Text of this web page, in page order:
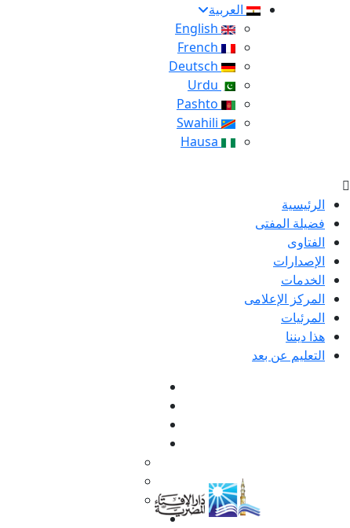
العربية
الرئيسية
فضيلة المفتى
الفتاوى
الإصدارات
الخدمات
المركز الإعلامى
المرئيات
هذا ديننا
التعليم عن بعد